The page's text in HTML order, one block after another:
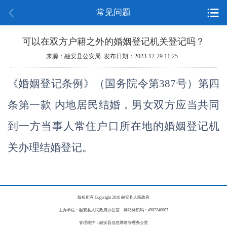
常见问题
可以在双方户籍之外的婚姻登记机关登记吗？
来源：融安县公安局 发布日期：2023-12-29 11:25
《婚姻登记条例》（国务院令第387号）第四
条第一款 内地居民结婚，男女双方应当共同
到一方当事人常住户口所在地的婚姻登记机
关办理结婚登记。
版权所有 Copyright 2016 融安县人民政府
主办单位：融安县人民政府办公室 网站标识码：4502240003
管理维护：融安县信息网络管理办公室